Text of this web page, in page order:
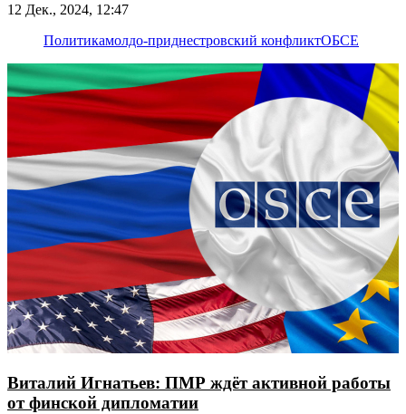
12 Дек., 2024, 12:47
Политикамолдо-приднестровский конфликтОБСЕ
Виталий Игнатьев: ПМР ждёт активной работы
от финской дипломатии